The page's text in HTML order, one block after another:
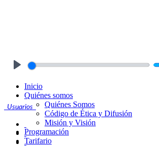
Usuarios
Inicio
Quiénes somos
Quiénes Somos
Código de Ética y Difusión
Misión y Visión
Programación
Tarifario